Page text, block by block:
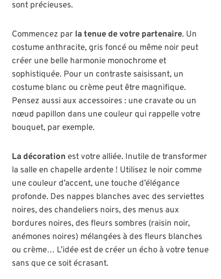
sont précieuses.
Commencez par la tenue de votre partenaire. Un
costume anthracite, gris foncé ou même noir peut
créer une belle harmonie monochrome et
sophistiquée. Pour un contraste saisissant, un
costume blanc ou crème peut être magnifique.
Pensez aussi aux accessoires : une cravate ou un
nœud papillon dans une couleur qui rappelle votre
bouquet, par exemple.
La décoration est votre alliée. Inutile de transformer
la salle en chapelle ardente ! Utilisez le noir comme
une couleur d’accent, une touche d’élégance
profonde. Des nappes blanches avec des serviettes
noires, des chandeliers noirs, des menus aux
bordures noires, des fleurs sombres (raisin noir,
anémones noires) mélangées à des fleurs blanches
ou crème… L’idée est de créer un écho à votre tenue
sans que ce soit écrasant.